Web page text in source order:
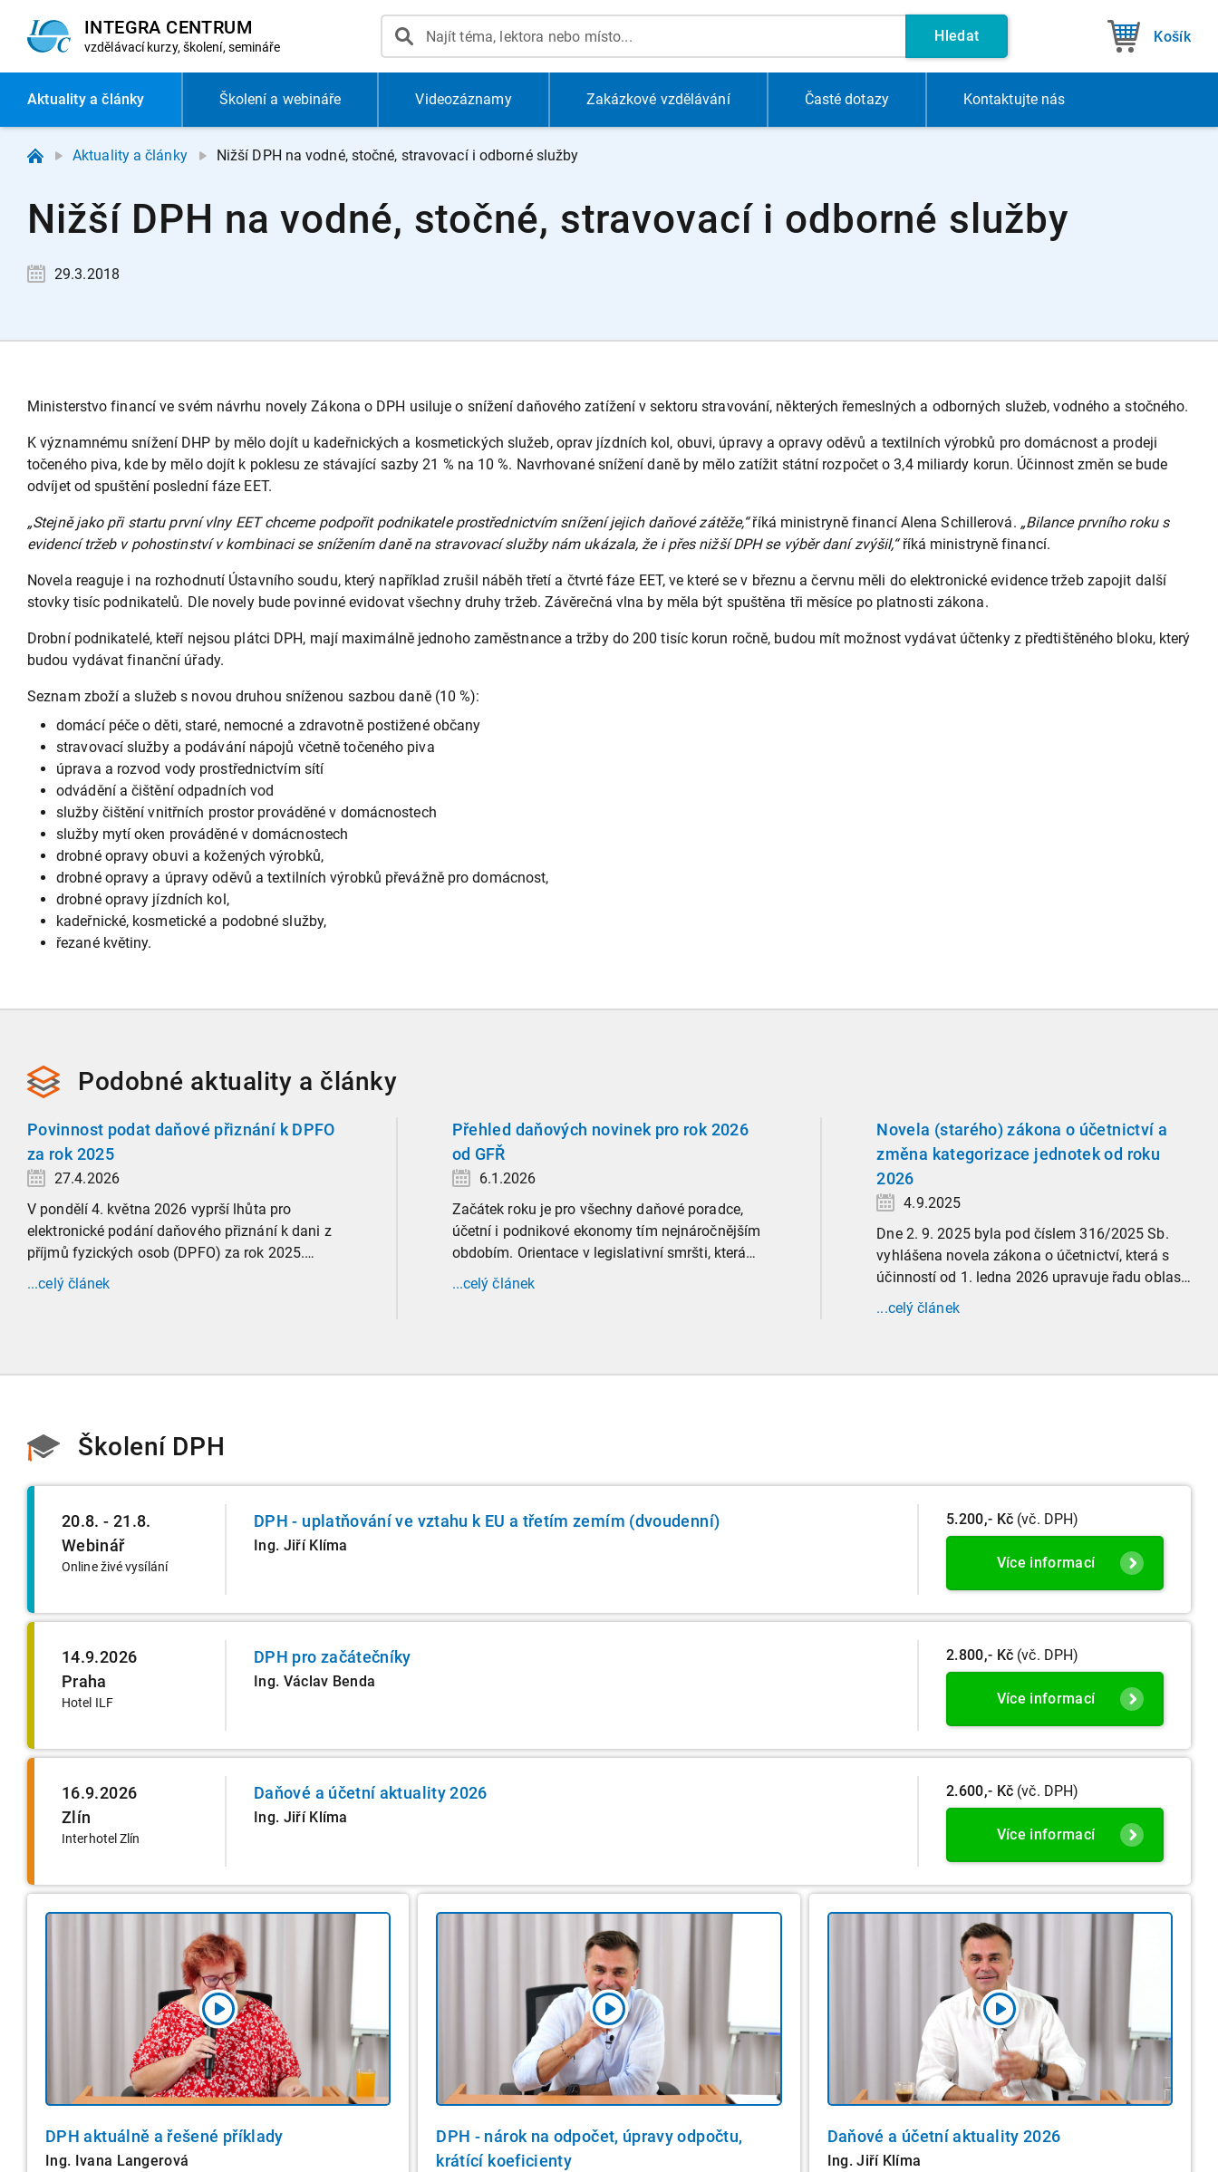
INTEGRA CENTRUM
vzdělávací kurzy, školení, semináře
Hledat Košík
Aktualitya články Školení a webináře Videozáznamy Zakázkové vzdělávání Časté dotazy Kontaktujte nás
Aktuality a články Nižší DPH na vodné, stočné, stravovací i odborné služby
Nižší DPH na vodné, stočné, stravovací i odborné služby
29.3.2018
Ministerstvo financí ve svém návrhu novely Zákona o DPH usiluje o snížení daňového zatížení v sektoru stravování, některých řemeslných a odborných služeb, vodného a stočného.
K významnému snížení DHP by mělo dojít u kadeřnických a kosmetických služeb, oprav jízdních kol, obuvi, úpravy a opravy oděvů a textilních výrobků pro domácnost a prodeji
točeného piva, kde by mělo dojít k poklesu ze stávající sazby 21 % na 10 %. Navrhované snížení daně by mělo zatížit státní rozpočet o 3,4 miliardy korun. Účinnost změn se bude
odvíjet od spuštění poslední fáze EET.
„Stejně jako při startu první vlny EET chceme podpořit podnikatele prostřednictvím snížení jejich daňové zátěže,“říká ministryně financí Alena Schillerová. „Bilance prvního roku s
evidencí tržeb v pohostinství v kombinaci se snížením daně na stravovací služby nám ukázala, že i přes nižší DPH se výběr daní zvýšil,“říká ministryně financí.
Novela reaguje i na rozhodnutí Ústavního soudu, který například zrušil náběh třetí a čtvrté fáze EET, ve které se v březnu a červnu měli do elektronické evidence tržeb zapojit další
stovky tisíc podnikatelů. Dle novely bude povinné evidovat všechny druhy tržeb. Závěrečná vlna by měla být spuštěna tři měsíce po platnosti zákona.
Drobní podnikatelé, kteří nejsou plátci DPH, mají maximálně jednoho zaměstnance a tržby do 200 tisíc korun ročně, budou mít možnost vydávat účtenky z předtištěného bloku, který
budou vydávat finanční úřady.
Seznam zboží a služeb s novou druhou sníženou sazbou daně (10 %):
domácí péče o děti, staré, nemocné a zdravotně postižené občany
stravovací služby a podávání nápojů včetně točeného piva
úprava a rozvod vody prostřednictvím sítí
odvádění a čištění odpadních vod
služby čištění vnitřních prostor prováděné v domácnostech
služby mytí oken prováděné v domácnostech
drobné opravy obuvi a kožených výrobků,
drobné opravy a úpravy oděvů a textilních výrobků převážně pro domácnost,
drobné opravy jízdních kol,
kadeřnické, kosmetické a podobné služby,
řezané květiny.
Podobné aktuality a články
Povinnost podat daňové přiznání k DPFO
za rok 2025
27.4.2026
V pondělí 4. května 2026 vyprší lhůta pro
elektronické podání daňového přiznání k dani z
příjmů fyzických osob (DPFO) za rok 2025.
Zaměříme se detailně na to, kde leží hranice
povinnosti přiznání podat, jaké jsou nejčastější
...celý článek
Přehled daňových novinek pro rok 2026
od GFŘ
6.1.2026
Začátek roku je pro všechny daňové poradce,
účetní i podnikové ekonomy tím nejnáročnějším
obdobím. Orientace v legislativní smršti, která
tradičně doprovází přelom roku, vyžaduje
nastudovat všechny novely a doprovodné
...celý článek
Novela (starého) zákona o účetnictví a
změna kategorizace jednotek od roku
2026
4.9.2025
Dne 2. 9. 2025 byla pod číslem 316/2025 Sb.
vyhlášena novela zákona o účetnictví, která s
účinností od 1. ledna 2026 upravuje řadu oblastí
účetní praxe. Již nyní, s účinností od 3. září
2025, platí nová, zvýšená kritéria pro zařazení
...celý článek
Školení DPH
20.8. - 21.8.
Webinář
Online živé vysílání
DPH - uplatňování ve vztahu k EU a třetím zemím (dvoudenní)
Ing. Jiří Klíma
5.200,- Kč (vč. DPH)
Více informací
14.9.2026
Praha
Hotel ILF
DPH pro začátečníky
Ing. Václav Benda
2.800,- Kč (vč. DPH)
Více informací
16.9.2026
Zlín
Interhotel Zlín
Daňové a účetní aktuality 2026
Ing. Jiří Klíma
2.600,- Kč (vč. DPH)
Více informací
DPH aktuálně a řešené příklady
Ing. Ivana Langerová
DPH - nárok na odpočet, úpravy odpočtu,
krátící koeficienty
Daňové a účetní aktuality 2026
Ing. Jiří Klíma